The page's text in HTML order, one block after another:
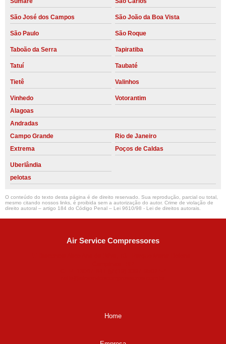
São José dos Campos São João da Boa Vista
São Paulo São Roque
Taboão da Serra Tapiratiba
Tatuí Taubaté
Tietê Valinhos
Vinhedo
Votorantim
Alagoas
Andradas
Campo Grande
Rio de Janeiro
Extrema
Poços de Caldas
Uberlândia
pelotas
O conteúdo do texto desta página é de direito reservado. Sua reprodução, parcial ou total,
mesmo citando nossos links, é proibida sem a autorização do autor. Crime de violação de
direito autoral – artigo 184 do Código Penal – Lei 9610/98 - Lei de direitos autorais.
Air Service Compressores
Home